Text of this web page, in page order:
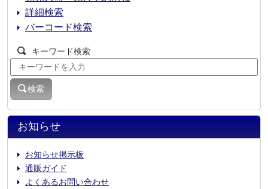
お知らせ
お知らせ掲示板
通販ガイド
よくあるお問い合わせ
詳細検索
バーコード検索
キーワード検索
検索